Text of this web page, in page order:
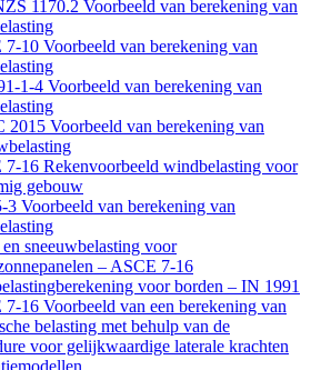
1170.2 Voorbeeld van berekening van
10 Voorbeeld van berekening van
1-4 Voorbeeld van berekening van
2015 Voorbeeld van berekening van
7-16 Rekenvoorbeeld windbelasting voor
gebouw
3 Voorbeeld van berekening van
sneeuwbelasting voor
– ASCE 7-16
voor borden – IN 1991
16 Voorbeeld van een berekening van
belasting met behulp van de
voor gelijkwaardige laterale krachten